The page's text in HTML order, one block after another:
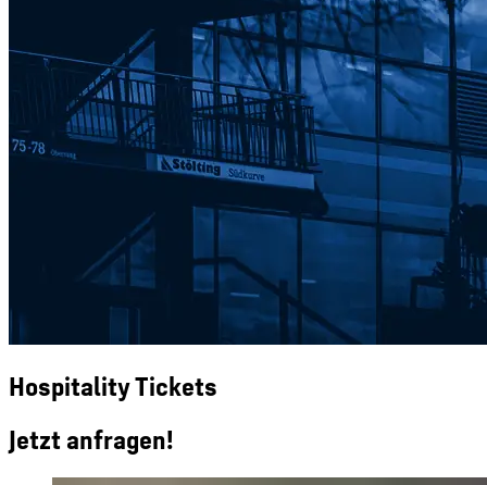
Hospitality Tickets
Jetzt anfragen!